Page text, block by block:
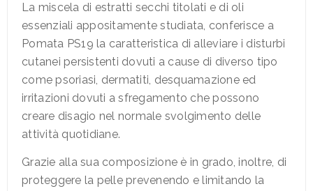
La miscela di estratti secchi titolati e di oli
essenziali appositamente studiata, conferisce a
Pomata PS19 la caratteristica di alleviare i disturbi
cutanei persistenti dovuti a cause di diverso tipo
come psoriasi, dermatiti, desquamazione ed
irritazioni dovuti a sfregamento che possono
creare disagio nel normale svolgimento delle
attività quotidiane.
Grazie alla sua composizione è in grado, inoltre, di
proteggere la pelle prevenendo e limitando la